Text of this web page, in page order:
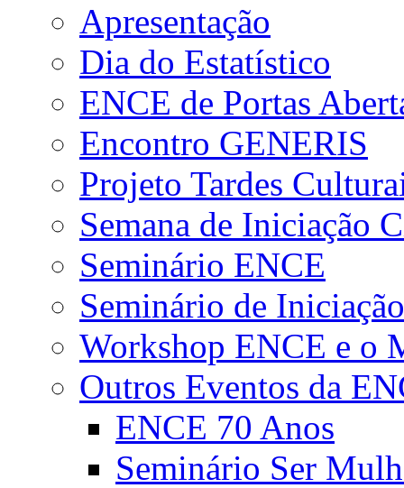
Apresentação
Dia do Estatístico
ENCE de Portas
Encontro GENERIS
Projeto Tardes
Semana de Iniciação
Seminário ENCE
Seminário de
Workshop ENCE e o
Outros Eventos da
ENCE 70 Anos
Seminário Ser